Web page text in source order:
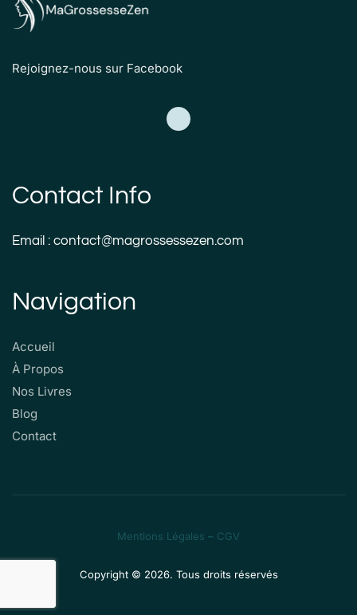
Rejoignez-nous sur Facebook
Contact Info
Email : contact@magrossessezen.com
Navigation
Accueil
À Propos
Nos Livres
Blog
Contact
Mentions Légales – CGV
Copyright © 2026. Tous droits réservés